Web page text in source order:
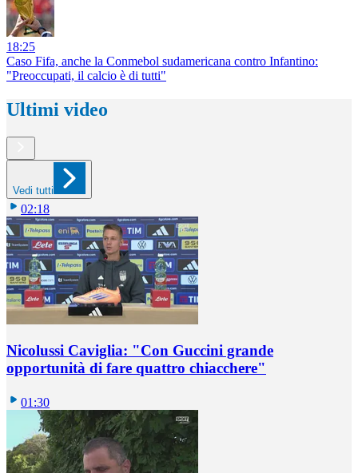
18:25
Caso Fifa, anche la Conmebol sudamericana contro Infantino:
"Preoccupati, il calcio è di tutti"
Ultimi video
Vedi tutti
02:18
Nicolussi Caviglia: "Con Guccini grande
opportunità di fare quattro chiacchere"
01:30